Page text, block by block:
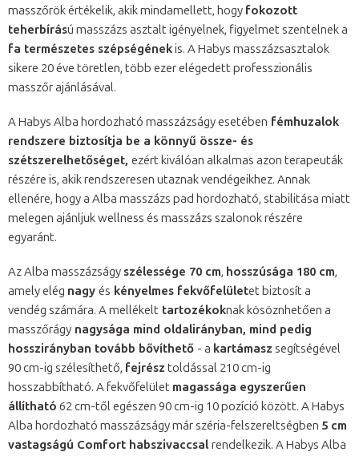
masszőrök értékelik, akik mindamellett, hogy fokozott
teherbírású masszázs asztalt igényelnek, figyelmet szentelnek a
fa természetes szépségénekis. A Habys masszázsasztalok
sikere 20 éve töretlen, több ezer elégedett professzionális
masszőr ajánlásával.
A Habys Alba hordozható masszázságy esetében fémhuzalok
rendszere biztosítja be a könnyű össze- és
szétszerelhetőséget, ezért kiválóan alkalmas azon terapeuták
részére is, akik rendszeresen utaznak vendégeikhez. Annak
ellenére, hogy a Alba masszázs pad hordozható, stabilitása miatt
melegen ajánljuk wellness és masszázs szalonok részére
egyaránt.
Az Alba masszázságy szélessége 70 cm, hosszúsága 180 cm,
amely elég nagy és kényelmes fekvőfelületet biztosít a
vendég számára. A mellékelt tartozékoknak kösöznhetően a
masszőrágy nagysága mind oldalirányban, mind pedig
hosszirányban tovább bővíthető - a kartámasz segítségével
90 cm-ig szélesíthető, fejrész toldással 210 cm-ig
hosszabbítható. A fekvőfelület magassága egyszerűen
állítható 62 cm-től egészen 90 cm-ig 10 pozíció között. A Habys
Alba hordozható masszázságy már széria-felszereltségben 5 cm
vastagságú Comfort habszivaccsal rendelkezik. A Habys Alba